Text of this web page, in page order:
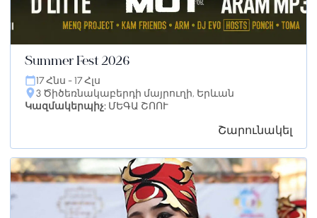
Summer Fest 2026
17 Հնս - 17 Հլս
3 Ծիծեռնակաբերդի մայրուղի, Երևան
Կազմակերպիչ: ՄԵԳԱ ՇՈՈՒ
Շարունակել